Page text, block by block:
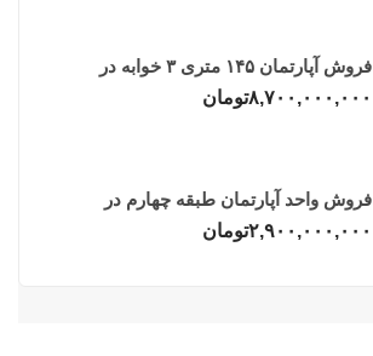
فروش آپارتمان ۱۴۵ متری ۳ خوابه در
فریدونکنار
۸,۷۰۰,۰۰۰,۰۰۰تومان
فروش واحد آپارتمان طبقه چهارم در
فریدونکنار
۲,۹۰۰,۰۰۰,۰۰۰تومان